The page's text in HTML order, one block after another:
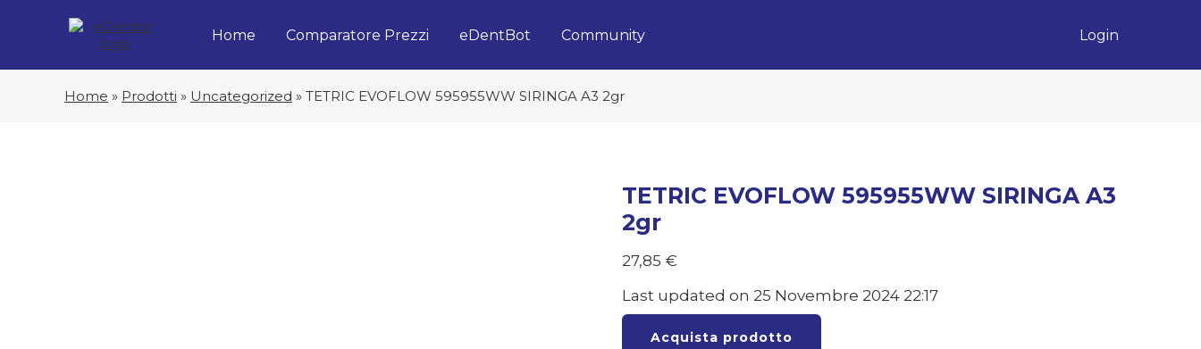
Home Comparatore Prezzi eDentBot Community Login
Home » Prodotti » Uncategorized » TETRIC EVOFLOW 595955WW SIRINGA A3 2gr
TETRIC EVOFLOW 595955WW SIRINGA A3
2gr
27,85 €
Last updated on 25 Novembre 2024 22:17
Acquista prodotto